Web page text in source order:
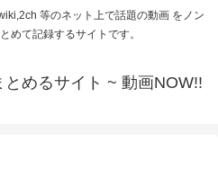
等のネット上で話題の動画 をノン
めて記録するサイトです。
めるサイト ~ 動画NOW!!